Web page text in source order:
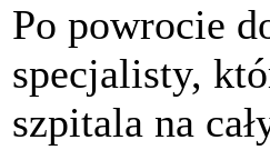
Po powrocie
specjalisty,
szpitala na